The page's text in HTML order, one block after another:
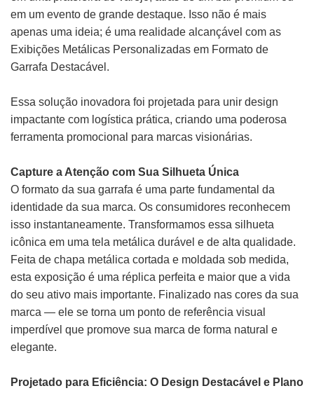
em um evento de grande destaque. Isso não é mais
apenas uma ideia; é uma realidade alcançável com as
Exibições Metálicas Personalizadas em Formato de
Garrafa Destacável.
Essa solução inovadora foi projetada para unir design
impactante com logística prática, criando uma poderosa
ferramenta promocional para marcas visionárias.
Capture a Atenção com Sua Silhueta Única
O formato da sua garrafa é uma parte fundamental da
identidade da sua marca. Os consumidores reconhecem
isso instantaneamente. Transformamos essa silhueta
icônica em uma tela metálica durável e de alta qualidade.
Feita de chapa metálica cortada e moldada sob medida,
esta exposição é uma réplica perfeita e maior que a vida
do seu ativo mais importante. Finalizado nas cores da sua
marca — ele se torna um ponto de referência visual
imperdível que promove sua marca de forma natural e
elegante.
Projetado para Eficiência: O Design Destacável e Plano